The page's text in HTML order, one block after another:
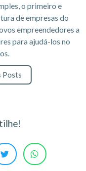
o primeiro e
de empresas do
empreendedores a
para ajudá-los no
Posts